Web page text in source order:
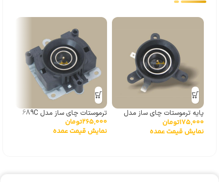
پایه ترموستات چای ساز مدل
168C
175,000تومان
نمایش قیمت عمده
ترموستات چای ساز مدل 689C
265,000تومان
نمایش قیمت عمده